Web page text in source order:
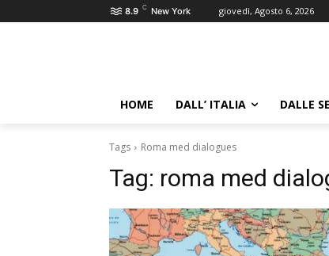
8.9 C New York giovedì, Agosto 6, 2026
HOME DALL’ ITALIA DALLE
Tags Roma med dialogues
Tag: roma med